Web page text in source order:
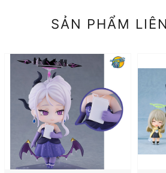
SẢN PHẨM